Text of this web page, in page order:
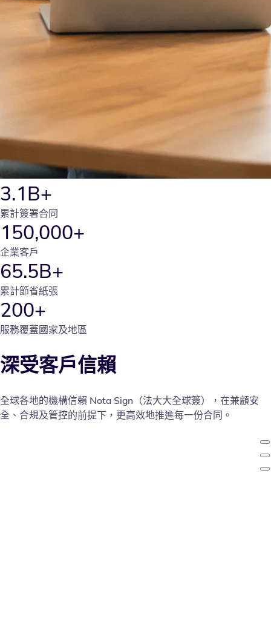
3.1B+
累計簽署合同
150,000+
企業客戶
65.5B+
累計節省紙張
200+
服務覆蓋國家及地區
深受客戶信賴
全球各地的機構信賴 Nota Sign（法大大全球簽），在兼顧安
全、合規及管控的前提下，更高效地推進每一份合同。